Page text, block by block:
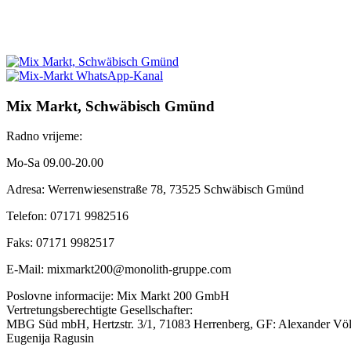
Mix Markt, Schwäbisch Gmünd
Radno vrijeme:
Mo-Sa 09.00-20.00
Adresa: Werrenwiesenstraße 78, 73525 Schwäbisch Gmünd
Telefon: 07171 9982516
Faks: 07171 9982517
E-Mail: mixmarkt200@monolith-gruppe.com
Poslovne informacije: Mix Markt 200 GmbH
Vertretungsberechtigte Gesellschafter:
MBG Süd mbH, Hertzstr. 3/1, 71083 Herrenberg, GF: Alexander
Eugenija Ragusin